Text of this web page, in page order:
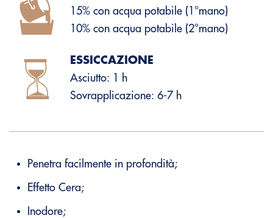
15% con acqua potabile (1°mano)
10% con acqua potabile (2°mano)
ESSICCAZIONE
Asciutto: 1 h
Sovrapplicazione: 6-7 h
Penetra facilmente in profondità;
Effetto Cera;
Inodore;